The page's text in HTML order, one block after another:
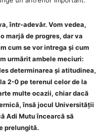
într-adevăr. Vom vedea,
marjă de progres, dar va
cum se vor intrega și cum
urmărit ambele meciuri:
determinarea și atitudinea,
2-0 pe terenul celor de la
multe ocazii, chiar dacă
însă jocul Universității
Adi Mutu încearcă să
prelungită.